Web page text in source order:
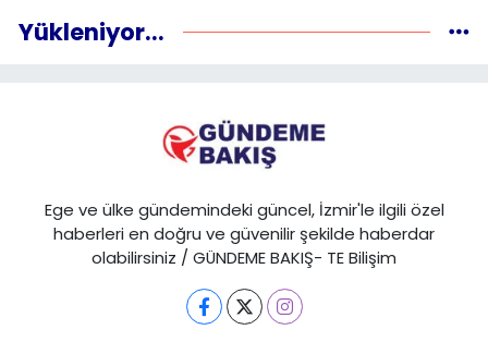
Yükleniyor...
Ege ve ülke gündemindeki güncel, İzmir'le ilgili özel
haberleri en doğru ve güvenilir şekilde haberdar
olabilirsiniz / GÜNDEME BAKIŞ- TE Bilişim